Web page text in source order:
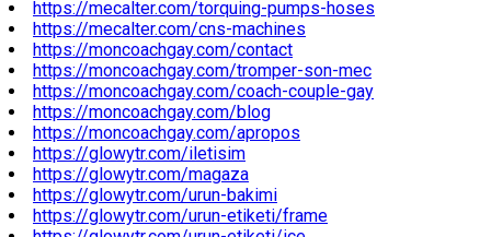
https://mecalter.com/torquing-pumps-hoses
https://mecalter.com/cns-machines
https://moncoachgay.com/contact
https://moncoachgay.com/tromper-son-mec
https://moncoachgay.com/coach-couple-gay
https://moncoachgay.com/blog
https://moncoachgay.com/apropos
https://glowytr.com/iletisim
https://glowytr.com/magaza
https://glowytr.com/urun-bakimi
https://glowytr.com/urun-etiketi/frame